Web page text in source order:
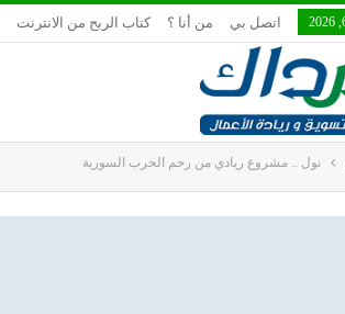
اتصل بي من أنا ؟ كتاب الربح من الانترنت
نول .. مشروع ريادي من رحم الحرب السورية